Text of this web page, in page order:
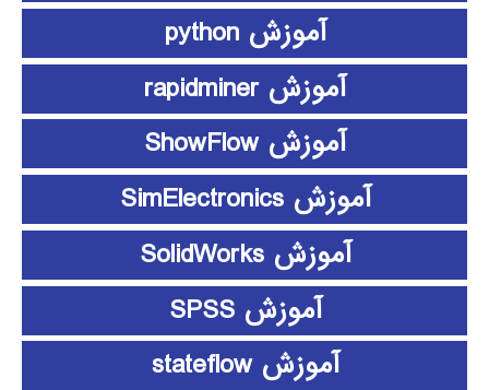
آموزش python
آموزش rapidminer
آموزش ShowFlow
آموزش SimElectronics
آموزش SolidWorks
آموزش SPSS
آموزش stateflow